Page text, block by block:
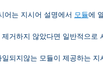
어는 지시어 설명에서 모듈에
거하지 않았다면 일반적으
되지않는 모듈이 제공하는